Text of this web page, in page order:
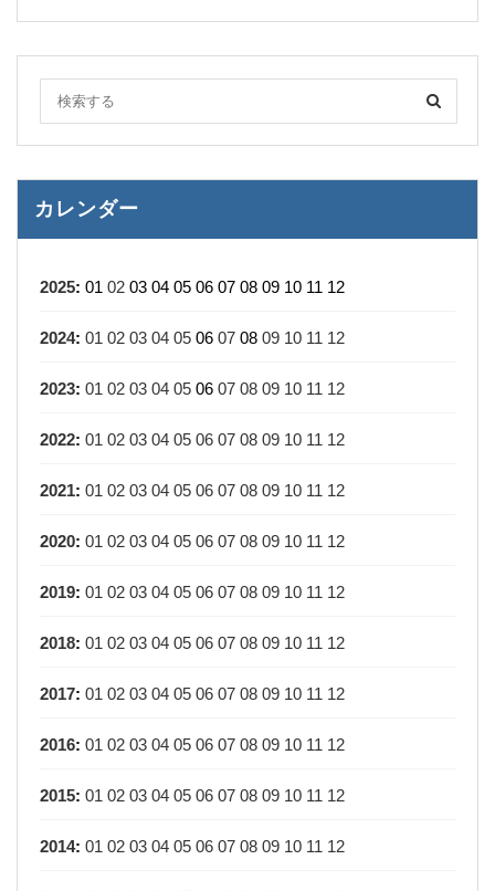
カレンダー
2025: 01 02 03 04 05 06 07 08 09 10 11 12
2024: 01 02 03 04 05 06 07 08 09 10 11 12
2023: 01 02 03 04 05 06 07 08 09 10 11 12
2022: 01 02 03 04 05 06 07 08 09 10 11 12
2021: 01 02 03 04 05 06 07 08 09 10 11 12
2020: 01 02 03 04 05 06 07 08 09 10 11 12
2019: 01 02 03 04 05 06 07 08 09 10 11 12
2018: 01 02 03 04 05 06 07 08 09 10 11 12
2017: 01 02 03 04 05 06 07 08 09 10 11 12
2016: 01 02 03 04 05 06 07 08 09 10 11 12
2015: 01 02 03 04 05 06 07 08 09 10 11 12
2014: 01 02 03 04 05 06 07 08 09 10 11 12